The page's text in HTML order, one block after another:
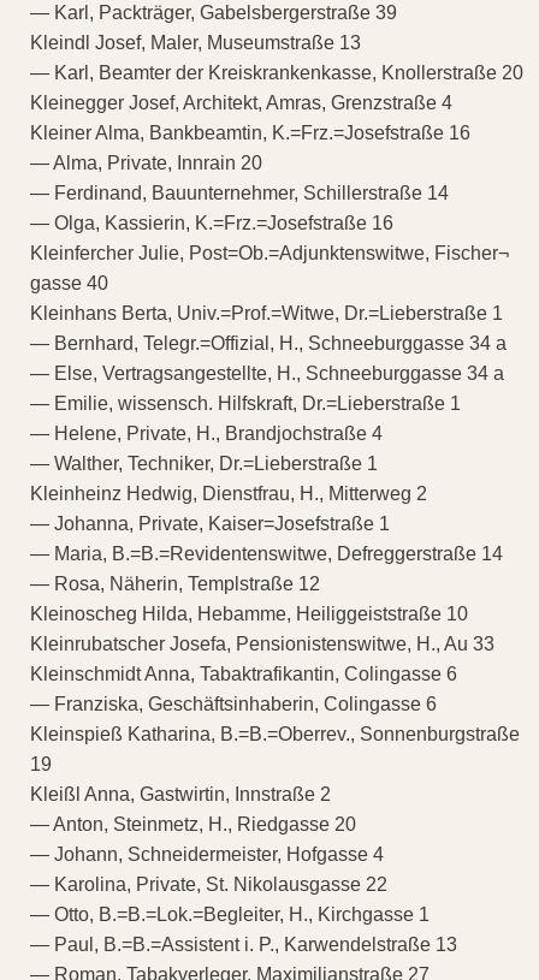
— Karl, Packträger, Gabelsbergerstraße 39
Kleindl Josef, Maler, Museumstraße 13
— Karl, Beamter der Kreiskrankenkasse, Knollerstraße 20
Kleinegger Josef, Architekt, Amras, Grenzstraße 4
Kleiner Alma, Bankbeamtin, K.=Frz.=Josefstraße 16
— Alma, Private, Innrain 20
— Ferdinand, Bauunternehmer, Schillerstraße 14
— Olga, Kassierin, K.=Frz.=Josefstraße 16
Kleinfercher Julie, Post=Ob.=Adjunktenswitwe, Fischer¬
gasse 40
Kleinhans Berta, Univ.=Prof.=Witwe, Dr.=Lieberstraße 1
— Bernhard, Telegr.=Offizial, H., Schneeburggasse 34 a
— Else, Vertragsangestellte, H., Schneeburggasse 34 a
— Emilie, wissensch. Hilfskraft, Dr.=Lieberstraße 1
— Helene, Private, H., Brandjochstraße 4
— Walther, Techniker, Dr.=Lieberstraße 1
Kleinheinz Hedwig, Dienstfrau, H., Mitterweg 2
— Johanna, Private, Kaiser=Josefstraße 1
— Maria, B.=B.=Revidentenswitwe, Defreggerstraße 14
— Rosa, Näherin, Templstraße 12
Kleinoscheg Hilda, Hebamme, Heiliggeiststraße 10
Kleinrubatscher Josefa, Pensionistenswitwe, H., Au 33
Kleinschmidt Anna, Tabaktrafikantin, Colingasse 6
— Franziska, Geschäftsinhaberin, Colingasse 6
Kleinspieß Katharina, B.=B.=Oberrev., Sonnenburgstraße
19
Kleißl Anna, Gastwirtin, Innstraße 2
— Anton, Steinmetz, H., Riedgasse 20
— Johann, Schneidermeister, Hofgasse 4
— Karolina, Private, St. Nikolausgasse 22
— Otto, B.=B.=Lok.=Begleiter, H., Kirchgasse 1
— Paul, B.=B.=Assistent i. P., Karwendelstraße 13
— Roman, Tabakverleger, Maximilianstraße 27